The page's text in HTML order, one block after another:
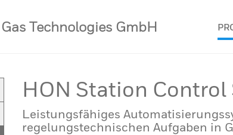
HON Station
Leistungsfähiges
regelungstech­nischen Aufgaben in
Gas Technologies GmbH